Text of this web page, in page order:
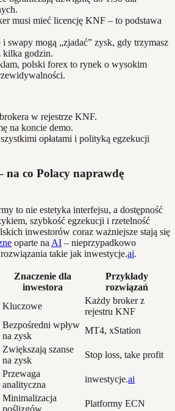
musi mieć licencję KNF – to podstawa
swapy mogą „zjadać” zysk, gdy trzymasz
kilka godzin.
polski forex to rynek o wysokim
w rejestrze KNF.
na koncie demo.
opłatami i polityką egzekucji
co Polacy naprawdę
to nie estetyka interfejsu, a dostępność
szybkość egzekucji i rzetelność
inwestorów coraz ważniejsze stają się
oparte na AI – nieprzypadkowo
takie jak inwestycje.ai.
Znaczenie dla
inwestora
Przykłady
rozwiązań
Kluczowe
Każdy broker z
rejestru KNF
Bezpośredni wpływ
na zysk
MT4, xStation
Zwiększają szanse
na zysk
Stop loss, take profit
Przewaga
analityczna
inwestycje.ai
Minimalizacja
Platformy ECN